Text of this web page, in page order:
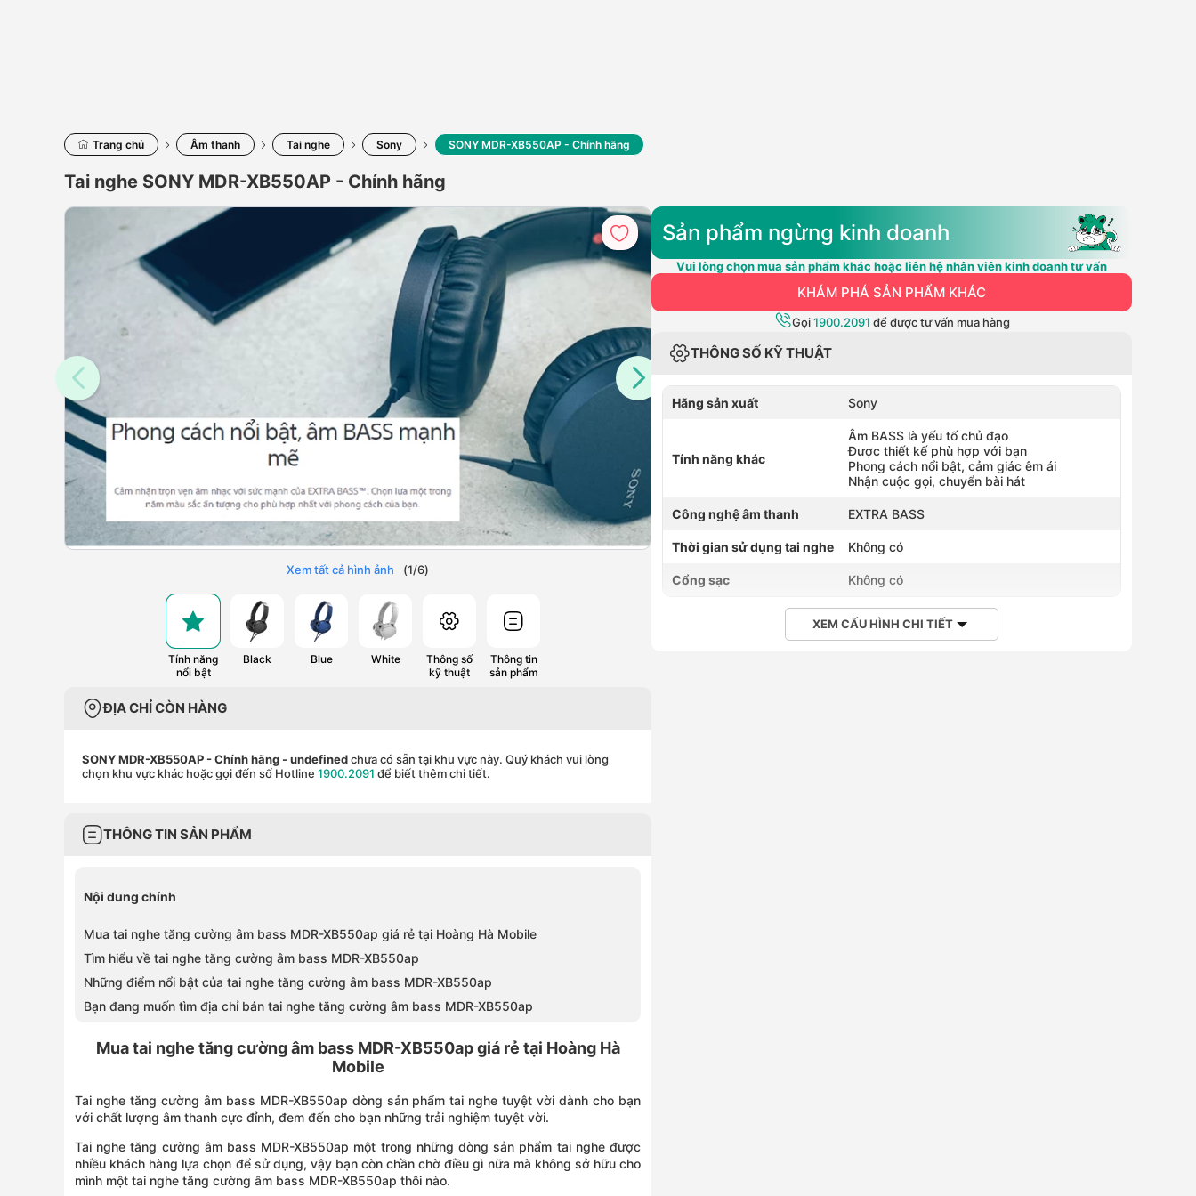
Trang chủ Âm thanh Tai nghe Sony SONY MDR-XB550AP - Chính hãng
Tai nghe SONY MDR-XB550AP - Chính hãng
Xem tất cả hình ảnh (1/6)
Tính năng
nổi bật
Black Blue White
Thông số
kỹ thuật
Thông tin
sản phẩm
ĐỊA CHỈ CÒN HÀNG
SONY MDR-XB550AP - Chính hãng - undefinedchưa có sẵn tại khu vực này. Quý khách vui lòng
chọn khu vực khác hoặc gọi đến số Hotline 1900.2091 để biết thêm chi tiết.
THÔNG TIN SẢN PHẨM
Nội dung chính
Mua tai nghe tăng cường âm bass MDR-XB550ap giá rẻ tại Hoàng Hà Mobile
Tìm hiểu về tai nghe tăng cường âm bass MDR-XB550ap
Những điểm nổi bật của tai nghe tăng cường âm bass MDR-XB550ap
Bạn đang muốn tìm địa chỉ bán tai nghe tăng cường âm bass MDR-XB550ap
Mua tai nghe tăng cường âm bass MDR-XB550ap giá rẻ tại Hoàng Hà
Mobile
Tai nghe tăng cường âm bass MDR-XB550ap dòng sản phẩm tai nghe tuyệt vời dành cho bạn
với chất lượng âm thanh cực đỉnh, đem đến cho bạn những trải nghiệm tuyệt vời.
Tai nghe tăng cường âm bass MDR-XB550ap một trong những dòng sản phẩm tai nghe được
nhiều khách hàng lựa chọn để sử dụng, vậy bạn còn chần chờ điều gì nữa mà không sở hữu cho
mình một tai nghe tăng cường âm bass MDR-XB550ap thôi nào.
Sản phẩm ngừng kinh doanh
Vui lòng chọn mua sản phẩm khác hoặc liên hệ nhân viên kinh doanh tư vấn
KHÁM PHÁ SẢN PHẨM KHÁC
Gọi1900.2091 để được tư vấn mua hàng
THÔNG SỐ KỸ THUẬT
Hãng sản xuất Sony
Tính năng khác
Âm BASS là yếu tố chủ đạo
Được thiết kế phù hợp với bạn
Phong cách nổi bật, cảm giác êm ái
Nhận cuộc gọi, chuyển bài hát
Công nghệ âm thanh EXTRA BASS
Thời gian sử dụng tai nghe Không có
Cổng sạc Không có
XEM CẤU HÌNH CHI TIẾT